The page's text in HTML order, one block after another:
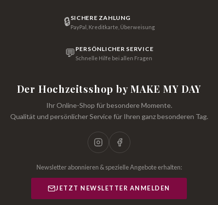
🔒SICHERE ZAHLUNG
PayPal, Kreditkarte, Überweisung
💬 PERSÖNLICHER SERVICE
Schnelle Hilfe bei allen Fragen
Der Hochzeitsshop by MAKE MY DAY
Ihr Online-Shop für besondere Momente.
Qualität und persönlicher Service für Ihren ganz besonderen Tag.
Newsletter abonnieren & spezielle Angebote erhalten:
JETZT NEWSLETTER ANMELDEN